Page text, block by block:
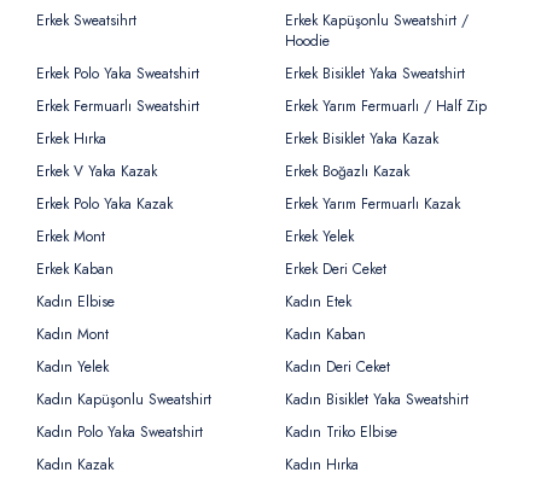
Erkek Sweatsihrt
Erkek Kapüşonlu Sweatshirt /
Hoodie
Erkek Polo Yaka Sweatshirt
Erkek Bisiklet Yaka Sweatshirt
Erkek Fermuarlı Sweatshirt
Erkek Yarım Fermuarlı / Half Zip
Erkek Hırka
Erkek Bisiklet Yaka Kazak
Erkek V Yaka Kazak
Erkek Boğazlı Kazak
Erkek Polo Yaka Kazak
Erkek Yarım Fermuarlı Kazak
Erkek Mont
Erkek Yelek
Erkek Kaban
Erkek Deri Ceket
Kadın Elbise
Kadın Etek
Kadın Mont
Kadın Kaban
Kadın Yelek
Kadın Deri Ceket
Kadın Kapüşonlu Sweatshirt
Kadın Bisiklet Yaka Sweatshirt
Kadın Polo Yaka Sweatshirt
Kadın Triko Elbise
Kadın Kazak
Kadın Hırka